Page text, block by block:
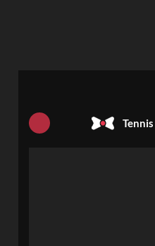
Tennis